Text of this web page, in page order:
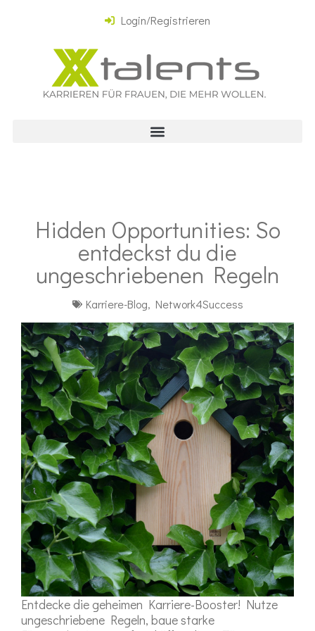
Login/Registrieren
Hidden Opportunities: So
entdeckst du die
ungeschriebenen Regeln
Karriere-Blog, Network4Success
Entdecke die geheimen Karriere-Booster! Nutze
ungeschriebene Regeln, baue starke